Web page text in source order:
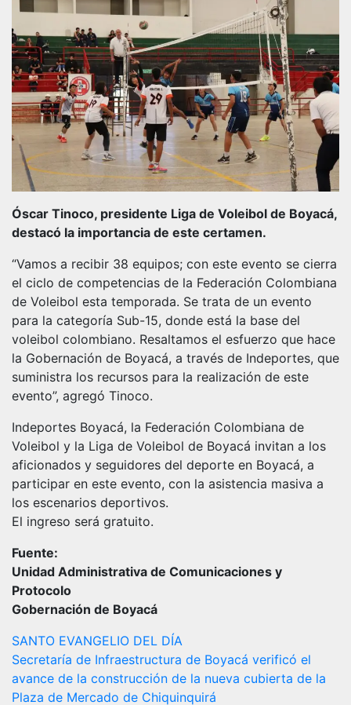
Óscar Tinoco, presidente Liga de Voleibol de Boyacá,
destacó la importancia de este certamen.
“Vamos a recibir 38 equipos; con este evento se cierra
el ciclo de competencias de la Federación Colombiana
de Voleibol esta temporada. Se trata de un evento
para la categoría Sub-15, donde está la base del
voleibol colombiano. Resaltamos el esfuerzo que hace
la Gobernación de Boyacá, a través de Indeportes, que
suministra los recursos para la realización de este
evento”, agregó Tinoco.
Indeportes Boyacá, la Federación Colombiana de
Voleibol y la Liga de Voleibol de Boyacá invitan a los
aficionados y seguidores del deporte en Boyacá, a
participar en este evento, con la asistencia masiva a
los escenarios deportivos.
El ingreso será gratuito.
Fuente:
Unidad Administrativa de Comunicaciones y
Protocolo
Gobernación de Boyacá
Navegación
de
SANTO EVANGELIO DEL DÍA
Secretaría de Infraestructura de Boyacá verificó el
avance de la construcción de la nueva cubierta de la
Plaza de Mercado de Chiquinquirá